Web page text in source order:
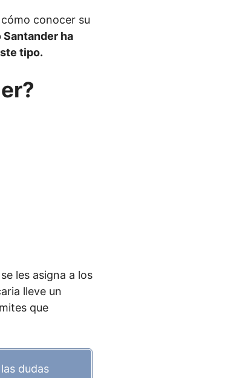
conocer su
Santander ha
tipo.
les asigna a los
lleve un
que
dudas